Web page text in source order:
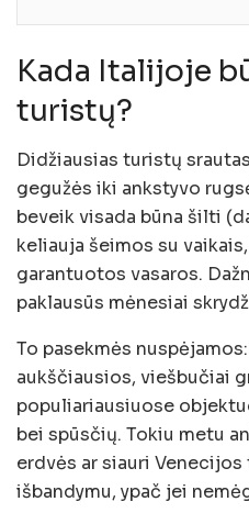
Kada Italijoje
turistų?
Didžiausias turistų
gegužės iki ankstyvo
beveik visada būna šilti
keliauja šeimos su
garantuotos vasaros.
paklausūs mėnesiai
To pasekmės
aukščiausios, viešbučiai
populiariausiuose
bei spūsčių. Tokiu metu
erdvės ar siauri
išbandymu, ypač jei